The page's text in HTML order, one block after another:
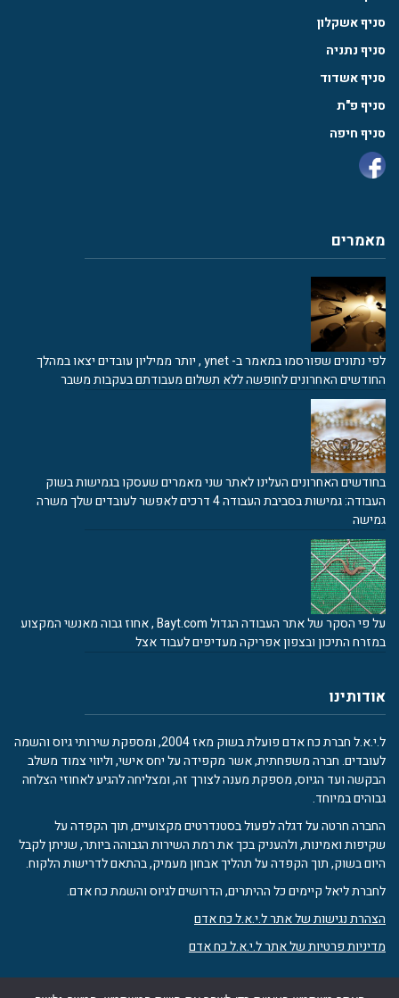
סניף אשקלון
סניף נתניה
סניף אשדוד
סניף פ"ת
סניף חיפה
מאמרים
לפי נתונים שפורסמו במאמר ב- ynet , יותר ממיליון עובדים יצאו במהלך
החודשים האחרונים לחופשה ללא תשלום מעבודתם בעקבות משבר
בחודשים האחרונים העלינו לאתר שני מאמרים שעסקו בגמישות בשוק
העבודה: גמישות בסביבת העבודה 4 דרכים לאפשר לעובדים שלך משרה
גמישה
על פי הסקר של אתר העבודה הגדול Bayt.com , אחוז גבוה מאנשי המקצוע
במזרח התיכון ובצפון אפריקה מעדיפים לעבוד אצל
אודותינו
ל.י.א.ל חברת כח אדם פועלת בשוק מאז 2004, ומספקת שירותי גיוס והשמה
לעובדים. חברה משפחתית, אשר מקפידה על יחס אישי, וליווי צמוד משלב
הבקשה ועד הגיוס, מספקת מענה לצורך זה, ומצליחה להגיע לאחוזי הצלחה
גבוהים במיוחד.
החברה חרטה על דגלה לפעול בסטנדרטים מקצועיים, תוך הקפדה על
שקיפות ואמינות, ולהעניק בכך את רמת השירות הגבוהה ביותר, שניתן לקבל
היום בשוק, תוך הקפדה על תהליך אבחון מעמיק, בהתאם לדרישות הלקוח.
לחברת ליאל קיימים כל ההיתרים, הדרושים לגיוס והשמת כח אדם.
הצהרת נגישות של אתר ל.י.א.ל כח אדם
מדיניות פרטיות של אתר ל.י.א.ל כח אדם